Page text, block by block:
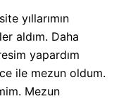
yıllarımın
aldım. Daha
yapardım
ile mezun oldum.
Mezun